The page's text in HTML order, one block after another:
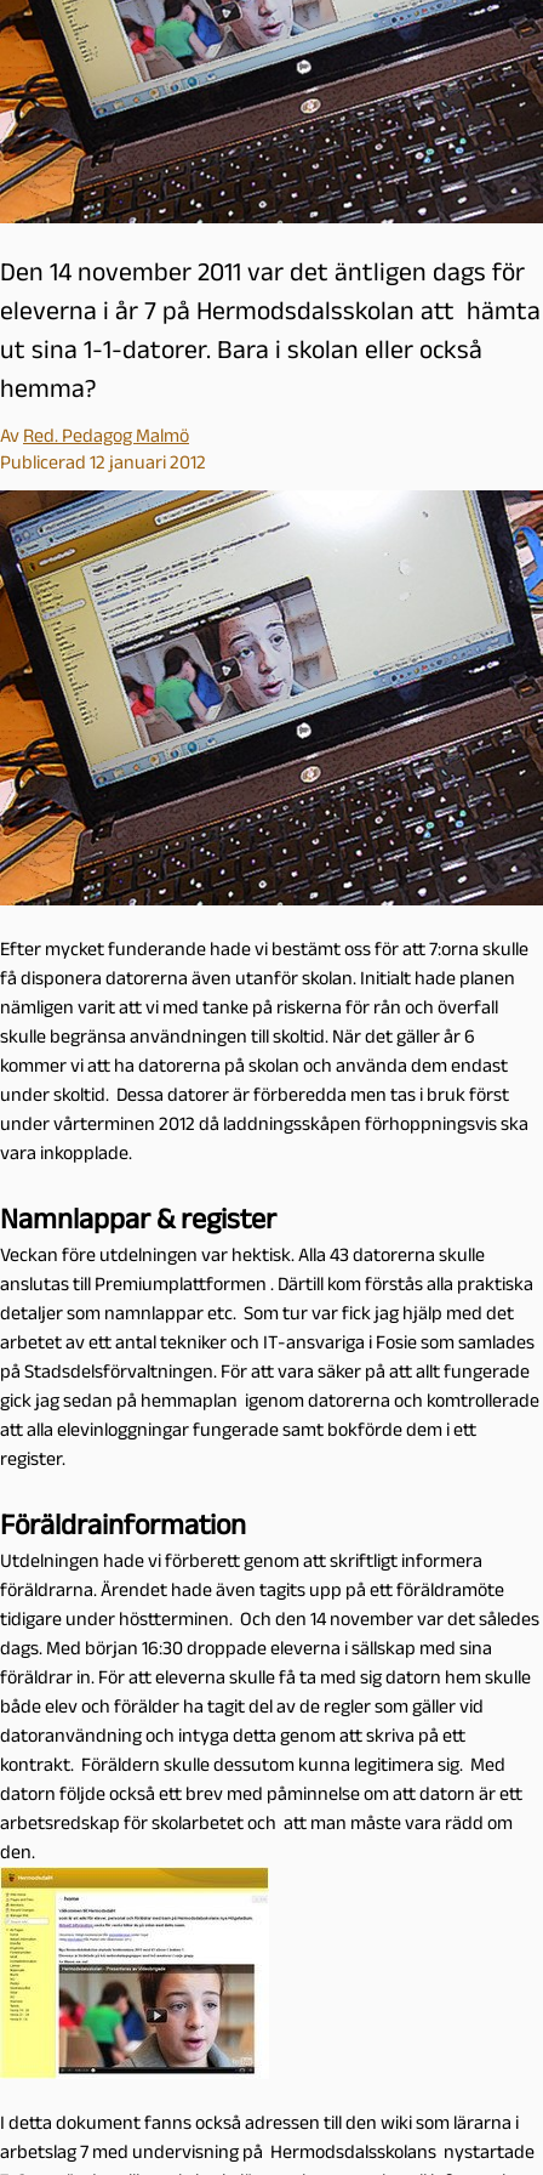
Den 14 november 2011 var det äntligen dags för
eleverna i år 7 på Hermodsdalsskolan att hämta
ut sina 1-1-datorer. Bara i skolan eller också
hemma?
Av Red. Pedagog Malmö
Publicerad 12 januari 2012
Efter mycket funderande hade vi bestämt oss för att 7:orna skulle
få disponera datorerna även utanför skolan. Initialt hade planen
nämligen varit att vi med tanke på riskerna för rån och överfall
skulle begränsa användningen till skoltid. När det gäller år 6
kommer vi att ha datorerna på skolan och använda dem endast
under skoltid. Dessa datorer är förberedda men tas i bruk först
under vårterminen 2012 då laddningsskåpen förhoppningsvis ska
vara inkopplade.
Namnlappar & register
Veckan före utdelningen var hektisk. Alla 43 datorerna skulle
anslutas till Premiumplattformen . Därtill kom förstås alla praktiska
detaljer som namnlappar etc. Som tur var fick jag hjälp med det
arbetet av ett antal tekniker och IT-ansvariga i Fosie som samlades
på Stadsdelsförvaltningen. För att vara säker på att allt fungerade
gick jag sedan på hemmaplan igenom datorerna och komtrollerade
att alla elevinloggningar fungerade samt bokförde dem i ett
register.
Föräldrainformation
Utdelningen hade vi förberett genom att skriftligt informera
föräldrarna. Ärendet hade även tagits upp på ett föräldramöte
tidigare under höstterminen. Och den 14 november var det således
dags. Med början 16:30 droppade eleverna i sällskap med sina
föräldrar in. För att eleverna skulle få ta med sig datorn hem skulle
både elev och förälder ha tagit del av de regler som gäller vid
datoranvändning och intyga detta genom att skriva på ett
kontrakt. Föräldern skulle dessutom kunna legitimera sig. Med
datorn följde också ett brev med påminnelse om att datorn är ett
arbetsredskap för skolarbetet och att man måste vara rädd om
den.
I detta dokument fanns också adressen till den wiki som lärarna i
arbetslag 7 med undervisning på Hermodsdalsskolans nystartade